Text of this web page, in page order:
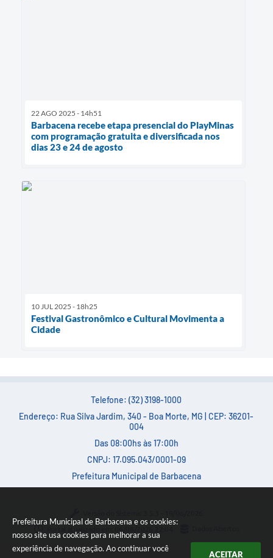
Prefeitura Municipal de Barbacena e os cookies:
nosso site usa cookies para melhorar a sua
experiência de navegação. Ao continuar você
ACEITAR
22 AGO 2025 - 14h51
Barbacena recebe etapa presencial do PlayMinas
com programação gratuita e diversificada nos
dias 23 e 24 de agosto
10 JUL 2025 - 18h25
Festival Gastronômico e Cultural Movimenta a
Cidade
Telefone: (32) 3198-1000
Endereço: Rua Silva Jardim, 340 - Boa Morte, MG | CEP: 36201-
004
Das 08:00hs às 17:00h
CNPJ: 17.095.043/0001-09
Prefeitura Municipal de Barbacena